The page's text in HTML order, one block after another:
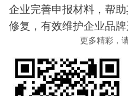
企业完善申报材料，帮
修复，有效维护企业品牌
更多精彩，